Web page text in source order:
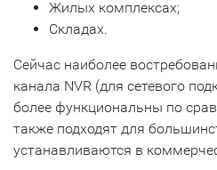
Жилых комплексах;
Складах.
Сейчас наиболее
канала NVR (для сетевого
более функциональны по
также подходят для
устанавливаются в